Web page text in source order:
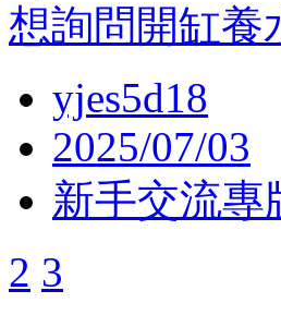
想詢問開缸養
yjes5d18
2025/07/03
新手交流專
2 3